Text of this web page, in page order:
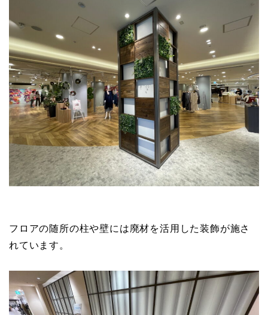
フロアの随所の柱や壁には廃材を活用した装飾が施さ
れています。